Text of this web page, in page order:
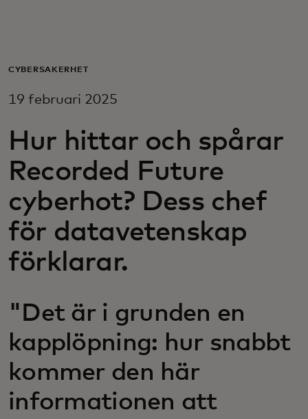
För företag
För innovatörer
Nyheter och trender
CYBERSÄKERHET
19 februari 2025
Hur hittar och spårar
Recorded Future
cyberhot? Dess chef
för datavetenskap
förklarar.
"Det är i grunden en
kapplöpning: hur snabbt
kommer den här
informationen att